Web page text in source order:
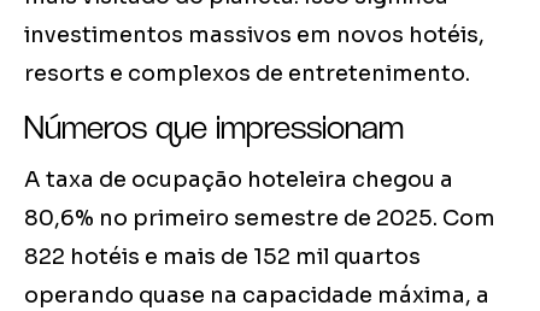
investimentos massivos em novos hotéis,
resorts e complexos de entretenimento.
Números que impressionam
A taxa de ocupação hoteleira chegou a
80,6% no primeiro semestre de 2025. Com
822 hotéis e mais de 152 mil quartos
operando quase na capacidade máxima, a